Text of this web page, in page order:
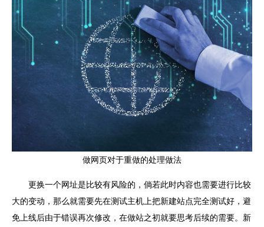
做网页对于重做的处理做法
更换一个网址是比较有风险的，倘若此时内容也需要进行比较
大的变动，那么就需要先在测试主机上把新建站点完全测试好，避
免上线后由于错误再次修改，在做站之初就要思考后续的需要。新